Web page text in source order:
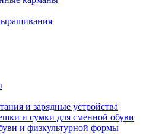
и зарядные устройства
и сумки для сменной обуви
и физкультурной формы